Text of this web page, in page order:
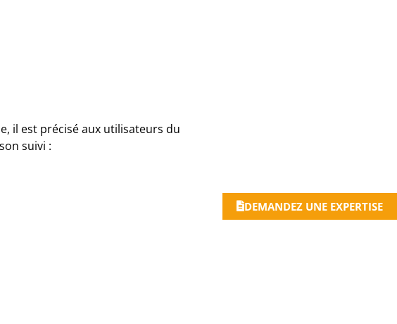
DEMANDEZ UNE EXPERTISE
il est précisé aux utilisateurs du
suivi :